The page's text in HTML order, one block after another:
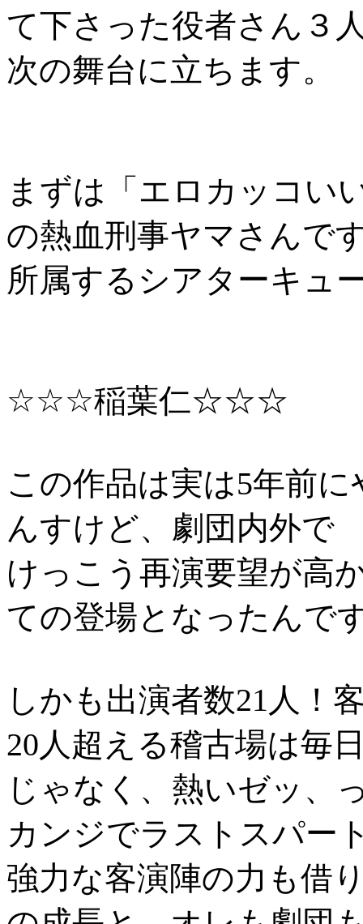
て下さった役者さん３
次の舞台に立ちます。
まずは「エロカッコい
の熱血刑事ヤマさんで
所属する シアターキュ
☆☆☆稲葉仁☆☆☆
この作品は実は5年前
んすけど、劇団内外で
けっこう再演要望が高
ての登場となったんで
しかも出演者数21人！
20人超える稽古場は毎
じゃなく、熱いゼッ、
カンジでラストスパー
強力な客演陣の力も借